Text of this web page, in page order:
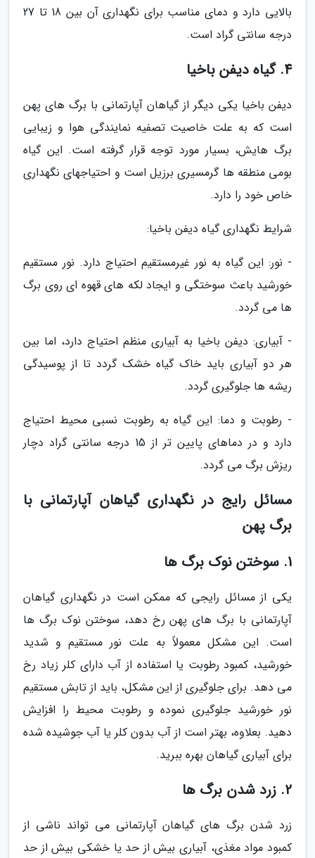
بالایی دارد و دمای مناسب برای نگهداری آن بین 18 تا 27
درجه سانتی گراد است.
4. گیاه دیفن باخیا
دیفن باخیا یکی دیگر از گیاهان آپارتمانی با برگ های پهن
است که به علت خاصیت تصفیه نمایندگی هوا و زیبایی
برگ هایش، بسیار مورد توجه قرار گرفته است. این گیاه
بومی منطقه ها گرمسیری برزیل است و احتیاجهای نگهداری
خاص خود را دارد.
شرایط نگهداری گیاه دیفن باخیا:
- نور: این گیاه به نور غیرمستقیم احتیاج دارد. نور مستقیم
خورشید باعث سوختگی و ایجاد لکه های قهوه ای روی برگ
ها می گردد.
- آبیاری: دیفن باخیا به آبیاری منظم احتیاج دارد، اما بین
هر دو آبیاری باید خاک گیاه خشک گردد تا از پوسیدگی
ریشه ها جلوگیری گردد.
- رطوبت و دما: این گیاه به رطوبت نسبی محیط احتیاج
دارد و در دماهای پایین تر از 15 درجه سانتی گراد دچار
ریزش برگ می گردد.
مسائل رایج در نگهداری گیاهان آپارتمانی با
برگ پهن
1. سوختن نوک برگ ها
یکی از مسائل رایجی که ممکن است در نگهداری گیاهان
آپارتمانی با برگ های پهن رخ دهد، سوختن نوک برگ ها
است. این مشکل معمولاً به علت نور مستقیم و شدید
خورشید، کمبود رطوبت یا استفاده از آب دارای کلر زیاد رخ
می دهد. برای جلوگیری از این مشکل، باید از تابش مستقیم
نور خورشید جلوگیری نموده و رطوبت محیط را افزایش
دهید. بعلاوه، بهتر است از آب بدون کلر یا آب جوشیده شده
برای آبیاری گیاهان بهره ببرید.
2. زرد شدن برگ ها
زرد شدن برگ های گیاهان آپارتمانی می تواند ناشی از
کمبود مواد مغذی، آبیاری بیش از حد یا خشکی بیش از حد